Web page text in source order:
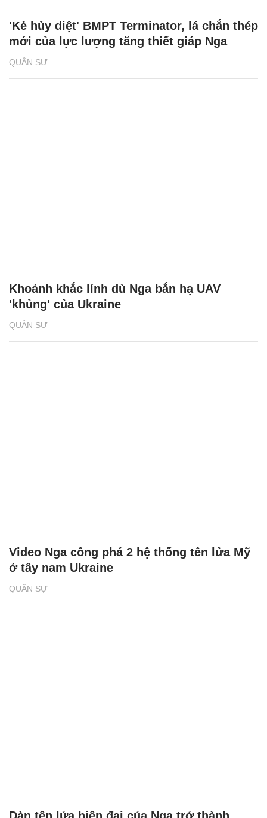
QUÂN SỰ
'Kẻ hủy diệt' BMPT Terminator, lá chắn thép
mới của lực lượng tăng thiết giáp Nga
QUÂN SỰ
Khoảnh khắc lính dù Nga bắn hạ UAV
'khủng' của Ukraine
QUÂN SỰ
Video Nga công phá 2 hệ thống tên lửa Mỹ
ở tây nam Ukraine
Dàn tên lửa hiện đại của Nga trở thành